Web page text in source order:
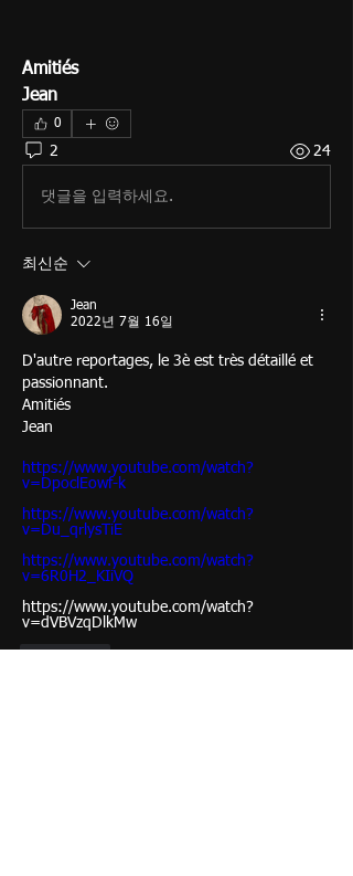
Amitiés
Jean
0
2 24
댓글을 입력하세요.
최신순
Jean
2022년 7월 16일
D'autre reportages, le 3è est très détaillé et
passionnant.
Amitiés
Jean
https://www.youtube.com/watch?
v=DpoclEowf-k
https://www.youtube.com/watch?
v=Du_qrlysTiE
https://www.youtube.com/watch?
v=6R0H2_KIiVQ
https://www.youtube.com/watch?
v=dVBVzqDlkMw
좋아요